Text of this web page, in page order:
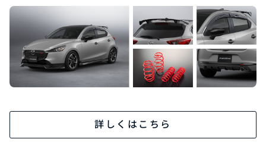
詳しくはこちら